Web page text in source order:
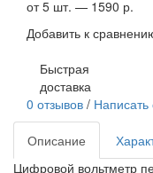
от 5 шт. — 1590 р.
Добавить к
Быстрая
доставка
0 отзывов / Написать
Описание
Цифровой вольтметр